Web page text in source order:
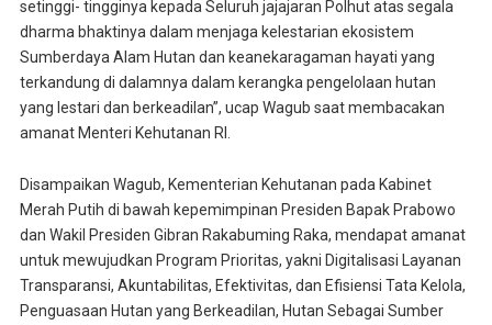
setinggi- tingginya kepada Seluruh jajajaran Polhut atas segala
dharma bhaktinya dalam menjaga kelestarian ekosistem
Sumberdaya Alam Hutan dan keanekaragaman hayati yang
terkandung di dalamnya dalam kerangka pengelolaan hutan
yang lestari dan berkeadilan”, ucap Wagub saat membacakan
amanat Menteri Kehutanan RI.
Disampaikan Wagub, Kementerian Kehutanan pada Kabinet
Merah Putih di bawah kepemimpinan Presiden Bapak Prabowo
dan Wakil Presiden Gibran Rakabuming Raka, mendapat amanat
untuk mewujudkan Program Prioritas, yakni Digitalisasi Layanan
Transparansi, Akuntabilitas, Efektivitas, dan Efisiensi Tata Kelola,
Penguasaan Hutan yang Berkeadilan, Hutan Sebagai Sumber